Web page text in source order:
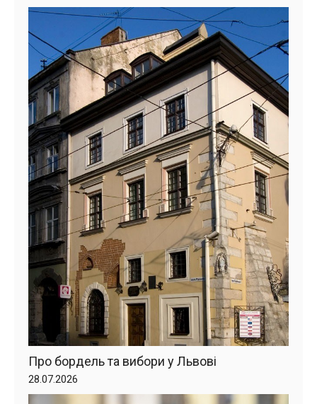
Про бордель та вибори у Львові
28.07.2026